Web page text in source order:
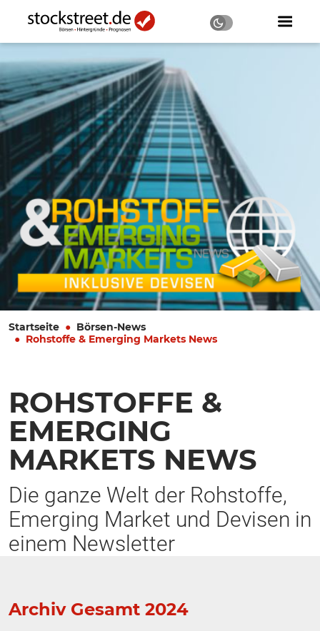
Startseite
Börsen-News
Rohstoffe & Emerging Markets News
ROHSTOFFE &
EMERGING
MARKETS NEWS
Die ganze Welt der Rohstoffe,
Emerging Market und Devisen in
einem Newsletter
Archiv Gesamt 2024